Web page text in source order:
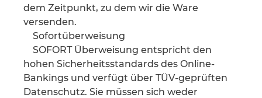
dem Zeitpunkt, zu dem wir die Ware
versenden.
Sofortüberweisung
SOFORT Überweisung entspricht den
hohen Sicherheitsstandards des Online-
Bankings und verfügt über TÜV-geprüften
Datenschutz. Sie müssen sich weder